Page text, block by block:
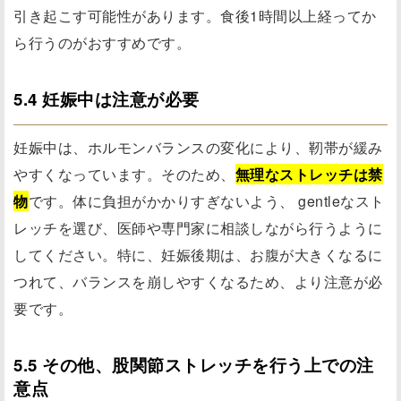
引き起こす可能性があります。食後1時間以上経ってか
ら行うのがおすすめです。
5.4 妊娠中は注意が必要
妊娠中は、ホルモンバランスの変化により、靭帯が緩み
やすくなっています。そのため、 無理なストレッチは禁
物です。体に負担がかかりすぎないよう、 gentleなスト
レッチを選び、医師や専門家に相談しながら行うように
してください。特に、妊娠後期は、お腹が大きくなるに
つれて、バランスを崩しやすくなるため、より注意が必
要です。
5.5 その他、股関節ストレッチを行う上での注
意点